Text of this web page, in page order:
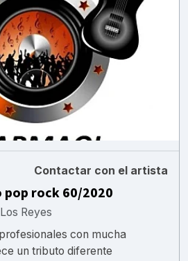
Contactar con el artista
rock 60/2020
Reyes
con mucha
un tributo diferente